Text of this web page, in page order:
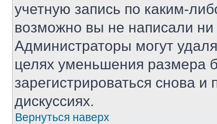
учетную запись по каким-
возможно вы не написали
Администраторы могут
целях уменьшения размера
зарегистрироваться снова и
дискуссиях.
Вернуться наверх